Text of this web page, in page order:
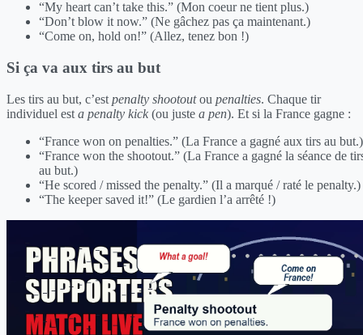
“My heart can’t take this.” (Mon coeur ne tient plus.)
“Don’t blow it now.” (Ne gâchez pas ça maintenant.)
“Come on, hold on!” (Allez, tenez bon !)
Si ça va aux tirs au but
Les tirs au but, c’est penalty shootoutou penalties. Chaque tir
individuel est a penalty kick (ou juste a pen). Et si la France gagne :
“France won on penalties.” (La France a gagné aux tirs au but.)
“France won the shootout.” (La France a gagné la séance de
au but.)
“He scored / missed the penalty.” (Il a marqué / raté le penalty.)
“The keeper saved it!” (Le gardien l’a arrêté !)